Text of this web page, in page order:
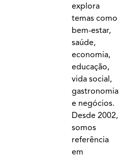
explora
temas como
bem-estar,
saúde,
economia,
educação,
vida social,
gastronomia
e negócios.
Desde 2002,
somos
referência
em